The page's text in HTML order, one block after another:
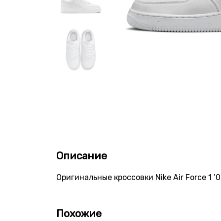
Описание
Оригинальные кроссовки Nike Air Force 1
Похожие